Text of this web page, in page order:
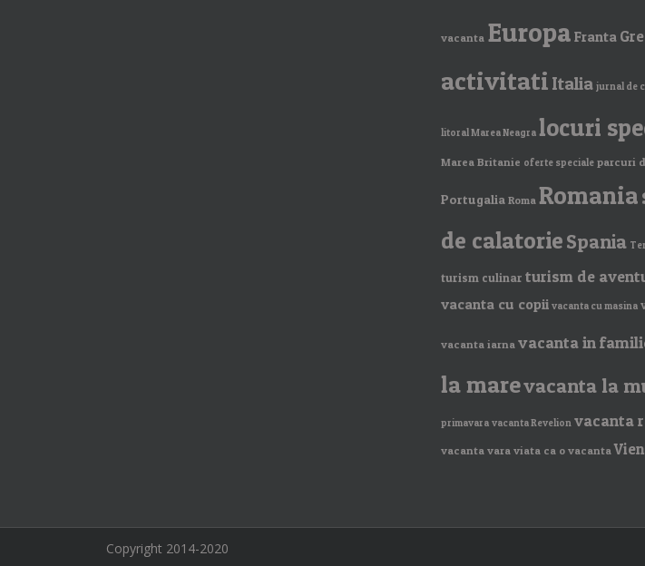
vacanta Europa Franta
activitati Italia jurnal de
litoral Marea Neagra locuri
Marea Britanie oferte speciale parcuri
Portugalia Roma Romania
de calatorieSpania
turism culinar turism de
vacanta cu copii vacanta cu masina
vacanta iarna vacanta in
la marevacanta la
primavara vacanta Revelion vacanta
vacanta vara viata ca o vacanta
Copyright 2014-2020